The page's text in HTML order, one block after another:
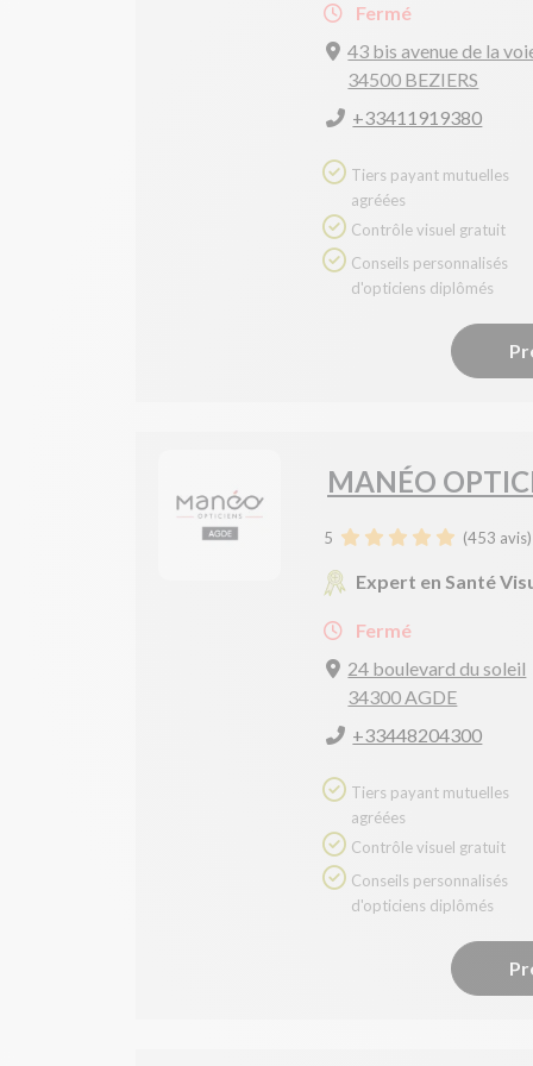
Fermé
43 bis avenue de la
34500 BEZIERS
+33411919380
agréées
Contrôle visuel gratuit
d'opticiens diplômés
MANÉO
5 (453 avis)
Expert en Santé
Fermé
24 boulevard du soleil
34300 AGDE
+33448204300
agréées
Contrôle visuel gratuit
d'opticiens diplômés